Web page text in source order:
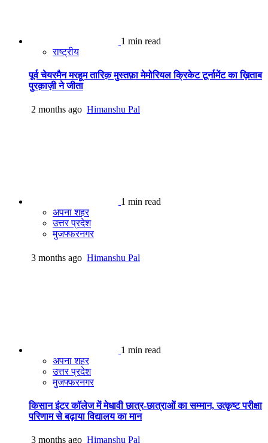
1 min read
राष्ट्रीय
पूर्व चेयरमैन मरहूम तारिक़ मुस्तफ़ा मेमोरियल क्रिकेट टूर्नामेंट का ख़िताब
पुरक़ाज़ी ने जीता
2 months ago Himanshu Pal
1 min read
अपना शहर
उत्तर प्रदेश
मुजफ्फरनगर
3 months ago Himanshu Pal
1 min read
अपना शहर
उत्तर प्रदेश
मुजफ्फरनगर
किसान इंटर कॉलेज में मेधावी छात्र-छात्राओं का सम्मान, उत्कृष्ट परीक्षा
परिणाम से बढ़ाया विद्यालय का मान
3 months ago Himanshu Pal